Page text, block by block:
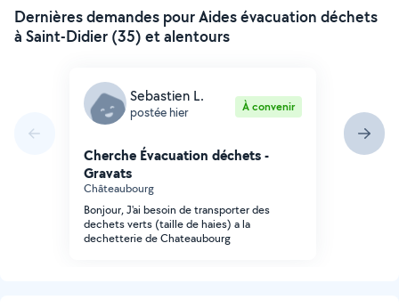
Dernières demandes pour Aides évacuation déchets
à Saint-Didier (35) et alentours
Sebastien L.
postée hier À convenir
Cherche Évacuation déchets -
Gravats
Châteaubourg
Bonjour, J'ai besoin de transporter des
dechets verts (taille de haies) a la
dechetterie de Chateaubourg